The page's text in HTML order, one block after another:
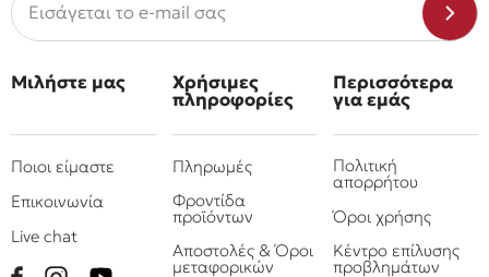
Μιλήστε μας
Ποιοι είμαστε
Επικοινωνία
Live chat
Χρήσιμες
πληροφορίες
Πληρωμές
Φροντίδα
προϊόντων
Αποστολές & Όροι
μεταφορικών
Περισσότερα
για εμάς
Πολιτική
απορρήτου
Όροι χρήσης
Κέντρο επίλυσης
προβλημάτων